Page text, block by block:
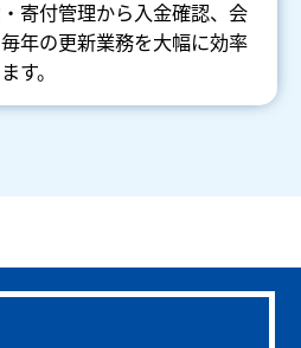
寄付管理から入金確認、会
年の更新業務を大幅に効率
す。